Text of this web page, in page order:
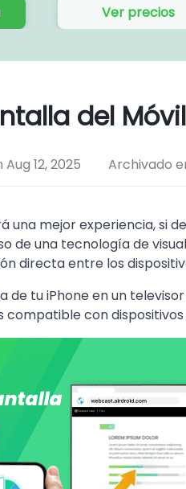
Ver precios
del Móvil
12, 2025 Archivado
una mejor experiencia, si
de una tecnología de
directa entre los
tu iPhone en un
compatible con dispositivos